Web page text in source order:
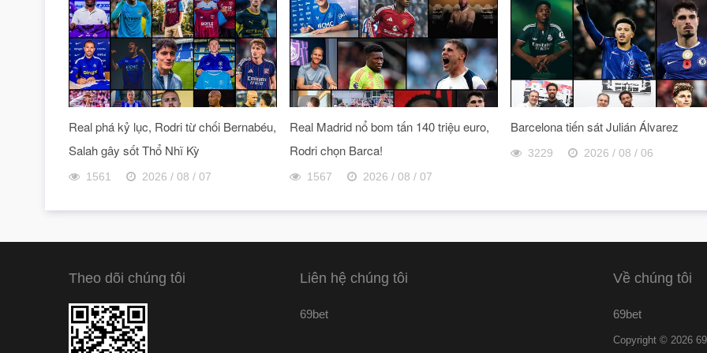
Real phá kỷ lục, Rodri từ chối Bernabéu,
Salah gây sốt Thổ Nhĩ Kỳ
1561 2026 / 08 / 07
Real Madrid nổ bom tấn 140 triệu euro,
Rodri chọn Barca!
1567 2026 / 08 / 07
Barcelona tiến sát Julián Álvarez
3229 2026 / 08 / 06
Theo dõi chúng tôi Liên hệ chúng tôi
69bet
Về chúng tôi
69bet
Copyright © 2026